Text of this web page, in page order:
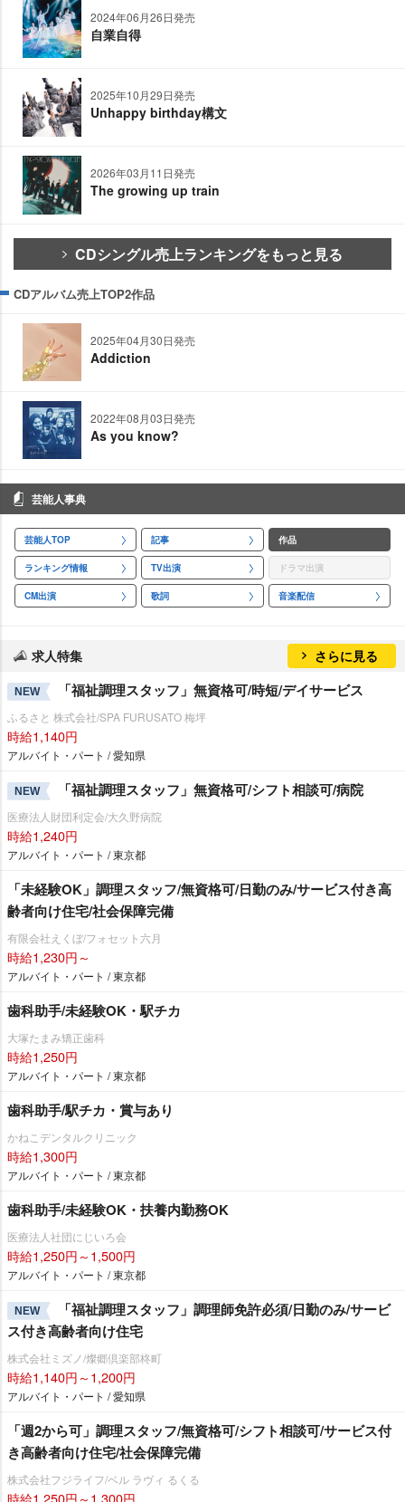
2024年06月26日発売
自業自得
2025年10月29日発売
Unhappy birthday構文
2026年03月11日発売
The growing up train
CDシングル売上ランキングをもっと見る
CDアルバム売上TOP2作品
2025年04月30日発売
Addiction
2022年08月03日発売
As you know?
芸能人事典
芸能人TOP 記事 作品
ランキング情報 TV出演 ドラマ出演
CM出演 歌詞 音楽配信
求人特集 さらに見る
NEW 「福祉調理スタッフ」無資格可/時短/デイサービス
ふるさと 株式会社/SPA FURUSATO 梅坪
時給1,140円
アルバイト・パート / 愛知県
NEW 「福祉調理スタッフ」無資格可/シフト相談可/病院
医療法人財団利定会/大久野病院
時給1,240円
アルバイト・パート / 東京都
「未経験OK」調理スタッフ/無資格可/日勤のみ/サービス付き高
齢者向け住宅/社会保障完備
有限会社えくぼ/フォセット六月
時給1,230円～
アルバイト・パート / 東京都
歯科助手/未経験OK・駅チカ
大塚たまみ矯正歯科
時給1,250円
アルバイト・パート / 東京都
歯科助手/駅チカ・賞与あり
かねこデンタルクリニック
時給1,300円
アルバイト・パート / 東京都
歯科助手/未経験OK・扶養内勤務OK
医療法人社団にじいろ会
時給1,250円～1,500円
アルバイト・パート / 東京都
NEW
「福祉調理スタッフ」調理師免許必須/日勤のみ/サービ
ス付き高齢者向け住宅
株式会社ミズノ/燦郷倶楽部柊町
時給1,140円～1,200円
アルバイト・パート / 愛知県
「週2から可」調理スタッフ/無資格可/シフト相談可/サービス付
き高齢者向け住宅/社会保障完備
株式会社フジライフ/ベル ラヴィ るくる
時給1,250円～1,300円